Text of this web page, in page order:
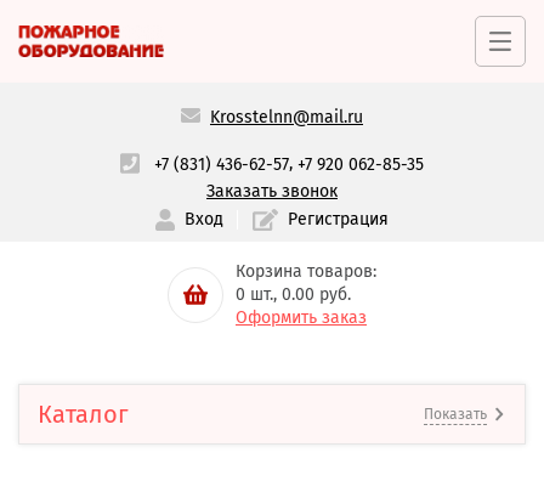
Krosstelnn@mail.ru
+7 (831) 436-62-57,+7 920 062-85-35
Заказать звонок
Вход
Регистрация
Корзина товаров:
0 шт., 0.00 руб.
Оформить заказ
Каталог Показать